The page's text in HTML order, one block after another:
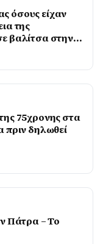
όσους είχαν
της
βαλίτσα στην
75χρονης στα
πριν δηλωθεί
Πάτρα – Το